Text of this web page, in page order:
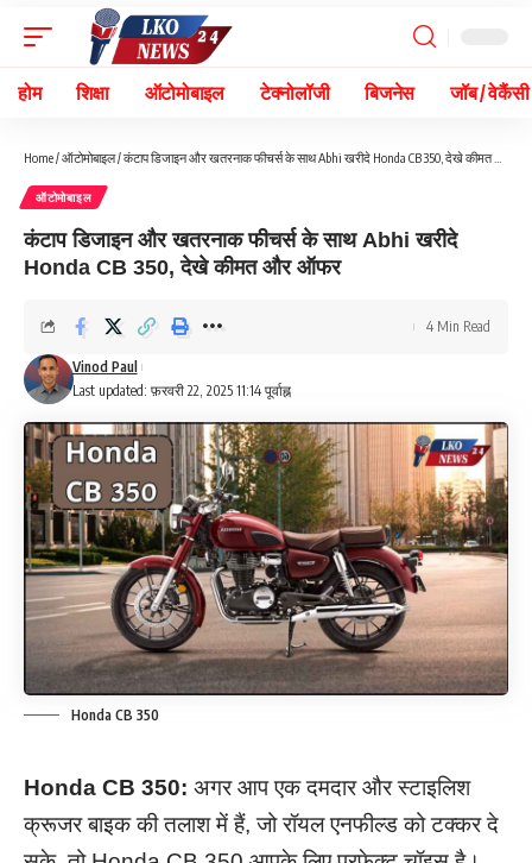
होम शिक्षा ऑटोमोबाइल टेक्नोलॉजी बिजनेस जॉब / वेकैंसी
Home/ऑटोमोबाइल/कंटाप डिजाइन और खतरनाक फीचर्स के साथ Abhi खरीदे Honda CB 350, देखे कीमत और ऑफर
ऑटोमोबाइल
कंटाप डिजाइन और खतरनाक फीचर्स के साथ Abhi खरीदे
Honda CB 350, देखे कीमत और ऑफर
Last updated: फ़रवरी 22, 2025 11:14 पूर्वाह्न
Vinod Paul
4 Min Read
Honda CB 350
Honda CB 350: अगर आप एक दमदार और स्टाइलिश
क्रूजर बाइक की तलाश में हैं, जो रॉयल एनफील्ड को टक्कर दे